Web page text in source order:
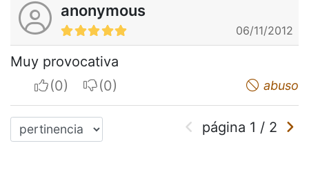
anonymous
06/11/2012
Muy provocativa
I apreciateI do not appreciate abuso
página 1 / 2